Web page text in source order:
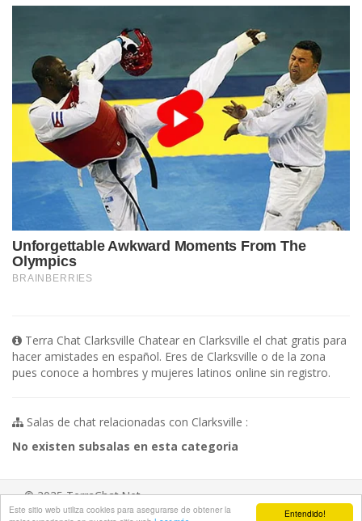
Entendido!
Este sitio web utiliza cookies para asegurarse de obtener la
Terra Chat Clarksville Chatear en Clarksville el chat gratis para
hacer amistades en español. Eres de Clarksville o de la zona
pues conoce a hombres y mujeres latinos online sin registro.
Salas de chat relacionadas con Clarksville :
No existen subsalas en esta categoria
© 2025 TerraChat.Net